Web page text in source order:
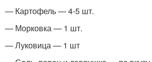
— Картофель — 4-5 шт.
— Морковка — 1 шт.
— Луковица — 1 шт